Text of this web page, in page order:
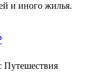
и иного жилья.
Путешествия